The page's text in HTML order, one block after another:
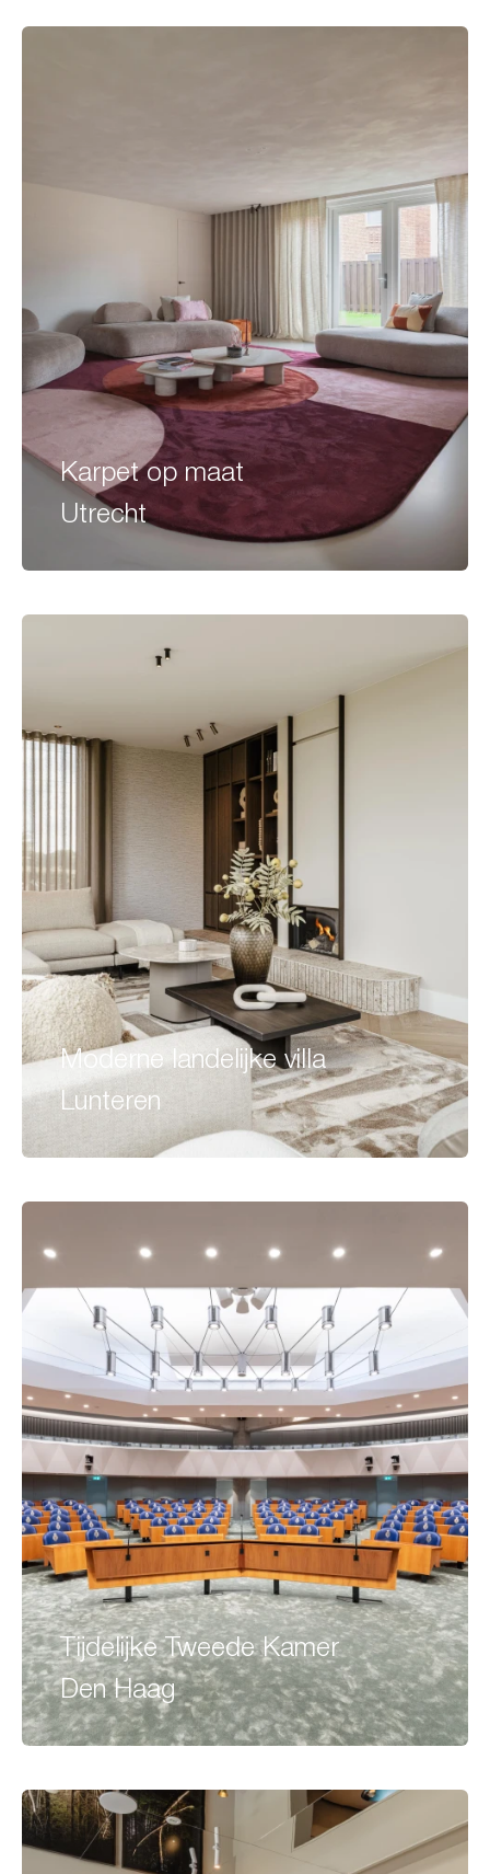
Karpet op maat
Utrecht
Moderne landelijke villa
Lunteren
Tijdelijke Tweede Kamer
Den Haag